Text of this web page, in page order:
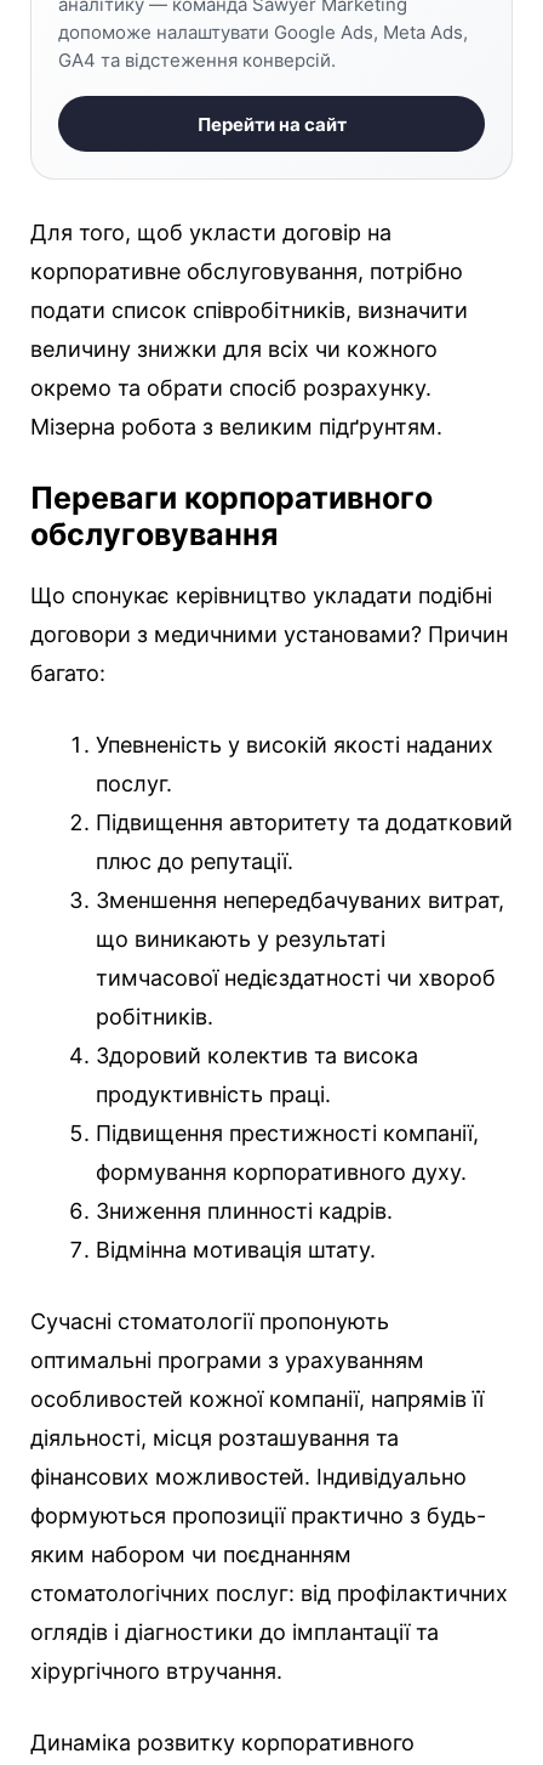
аналітику — команда Sawyer Marketing
допоможе налаштувати Google Ads, Meta Ads,
GA4 та відстеження конверсій.
Перейти на сайт
Для того, щоб укласти договір на
корпоративне обслуговування, потрібно
подати список співробітників, визначити
величину знижки для всіх чи кожного
окремо та обрати спосіб розрахунку.
Мізерна робота з великим підґрунтям.
Переваги корпоративного
обслуговування
Що спонукає керівництво укладати подібні
договори з медичними установами? Причин
багато:
Упевненість у високій якості наданих
послуг.
Підвищення авторитету та додатковий
плюс до репутації.
Зменшення непередбачуваних витрат,
що виникають у результаті
тимчасової недієздатності чи хвороб
робітників.
Здоровий колектив та висока
продуктивність праці.
Підвищення престижності компанії,
формування корпоративного духу.
Зниження плинності кадрів.
Відмінна мотивація штату.
Сучасні стоматології пропонують
оптимальні програми з урахуванням
особливостей кожної компанії, напрямів її
діяльності, місця розташування та
фінансових можливостей. Індивідуально
формуються пропозиції практично з будь-
яким набором чи поєднанням
стоматологічних послуг: від профілактичних
оглядів і діагностики до імплантації та
хірургічного втручання.
Динаміка розвитку корпоративного